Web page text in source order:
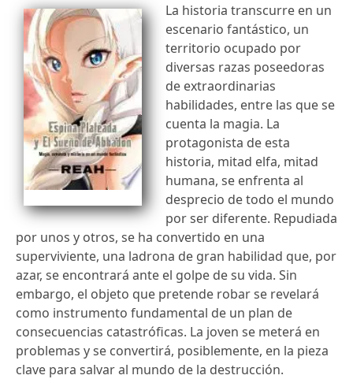
La historia transcurre en un
escenario fantástico, un
territorio ocupado por
diversas razas poseedoras
de extraordinarias
habilidades, entre las que se
cuenta la magia. La
protagonista de esta
historia, mitad elfa, mitad
humana, se enfrenta al
desprecio de todo el mundo
por ser diferente. Repudiada
por unos y otros, se ha convertido en una
superviviente, una ladrona de gran habilidad que, por
azar, se encontrará ante el golpe de su vida. Sin
embargo, el objeto que pretende robar se revelará
como instrumento fundamental de un plan de
consecuencias catastróficas. La joven se meterá en
problemas y se convertirá, posiblemente, en la pieza
clave para salvar al mundo de la destrucción.